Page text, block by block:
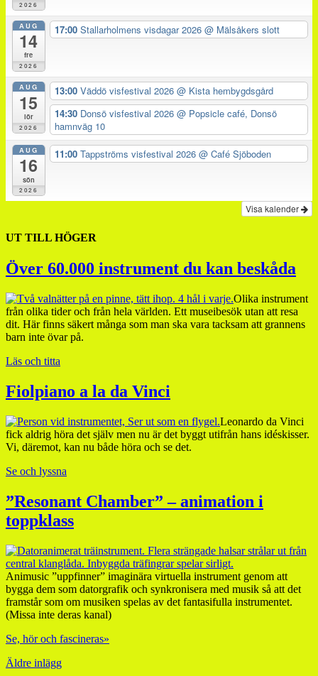
2026
AUG
14
fre
2026
17:00 Stallarholmens visdagar 2026 @ Mälsåkers slott
AUG
15
lör
2026
13:00 Väddö visfestival 2026 @ Kista hembygdsgård
14:30 Donsö visfestival 2026 @ Popsicle café, Donsö
hamnväg 10
AUG
16
sön
2026
11:00 Tappströms visfestival 2026 @ Café Sjöboden
Visa kalender
UT TILL HÖGER
Över 60.000 instrument du kan beskåda
Olika instrument
från olika tider och från hela världen. Ett museibesök utan att resa
dit. Här finns säkert många som man ska vara tacksam att grannens
barn inte övar på.
Läs och titta
Fiolpiano a la da Vinci
Leonardo da Vinci
fick aldrig höra det själv men nu är det byggt utifrån hans idéskisser.
Vi, däremot, kan nu både höra och se det.
Se och lyssna
”Resonant Chamber” – animation i
toppklass
Animusic ”uppfinner” imaginära virtuella instrument genom att
bygga dem som datorgrafik och synkronisera med musik så att det
framstår som om musiken spelas av det fantasifulla instrumentet.
(Missa inte deras kanal)
Se, hör och fascineras»
Äldre inlägg